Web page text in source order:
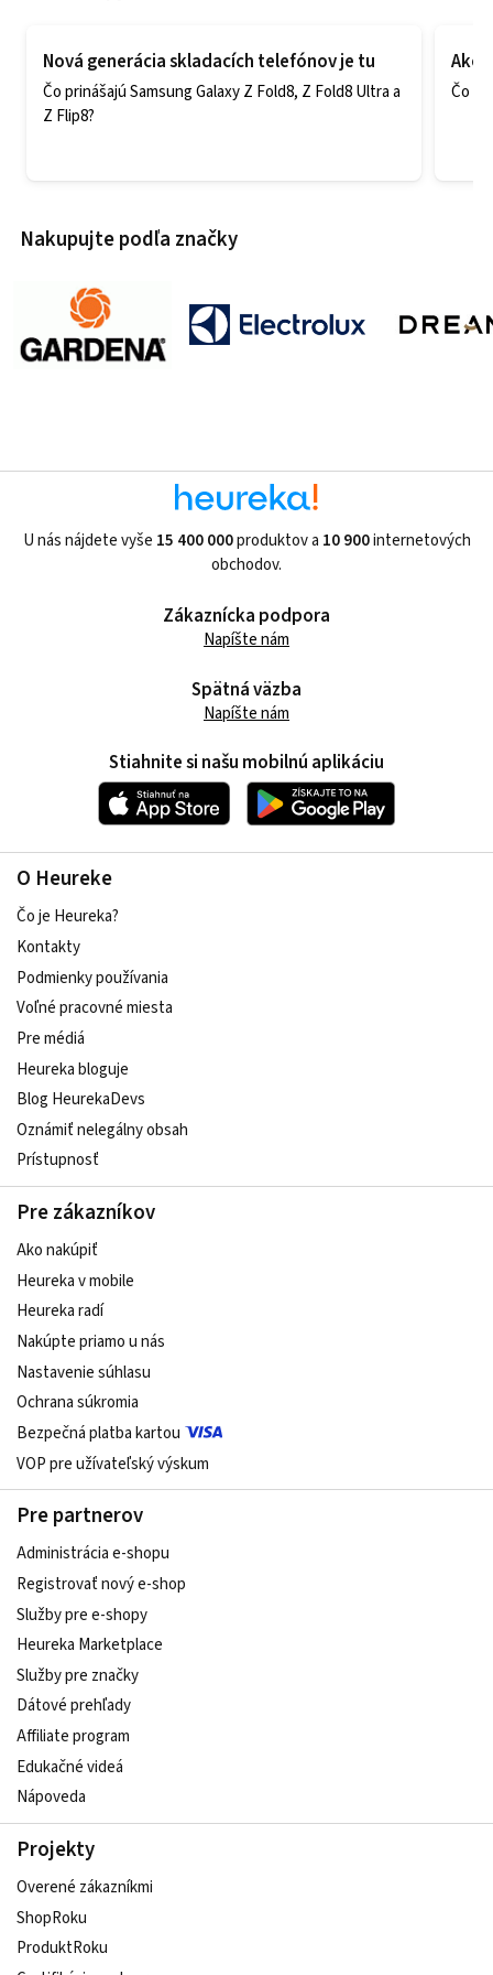
Nová generácia skladacích telefónov je tu
Čo prinášajú Samsung Galaxy Z Fold8, Z Fold8 Ultra a
Z Flip8?
Ako
Čo
Nakupujte podľa značky
U nás nájdete vyše 15 400 000produktov a 10 900internetových
obchodov.
O Heureke
Čo je Heureka?
Kontakty
Podmienky používania
Voľné pracovné miesta
Pre médiá
Heureka bloguje
Blog HeurekaDevs
Oznámiť nelegálny obsah
Prístupnosť
Pre zákazníkov
Ako nakúpiť
Heureka v mobile
Heureka radí
Nakúpte priamo u nás
Nastavenie súhlasu
Ochrana súkromia
Bezpečná platba kartou
VOP pre užívateľský výskum
Pre partnerov
Administrácia e-shopu
Registrovať nový e-shop
Služby pre e‑shopy
Heureka Marketplace
Služby pre značky
Dátové prehľady
Affiliate program
Edukačné videá
Nápoveda
Projekty
Overené zákazníkmi
ShopRoku
ProduktRoku
Zákaznícka podpora
Napíšte nám
Spätná väzba
Napíšte nám
Stiahnite si našu mobilnú aplikáciu